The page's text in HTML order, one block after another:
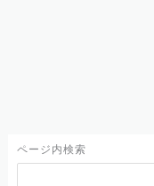
ページ内検索